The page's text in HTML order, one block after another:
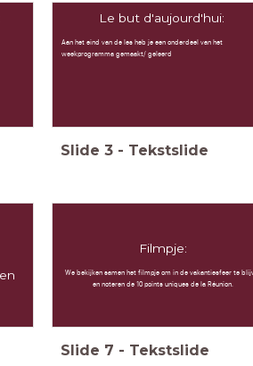
Le but d'aujourd'hui:
Aan het eind van de les heb je een onderdeel van het
weekprogramma gemaakt/ geleerd
Slide 3 - Tekstslide
Filmpje:
We bekijken samen het filmpje om in de vakantiesfeer te
en noteren de 10 points uniques de la Réunion.
Slide 7 - Tekstslide